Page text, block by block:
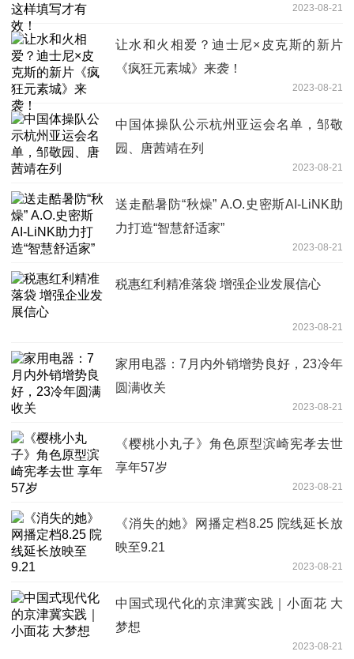
2023-08-21
让水和火相爱？迪士尼×皮克斯的新片
《疯狂元素城》来袭！
2023-08-21
中国体操队公示杭州亚运会名单，邹敬
园、唐茜靖在列
2023-08-21
送走酷暑防“秋燥” A.O.史密斯AI-LiNK助
力打造“智慧舒适家”
2023-08-21
税惠红利精准落袋 增强企业发展信心
2023-08-21
家用电器：7月内外销增势良好，23冷年
圆满收关
2023-08-21
《樱桃小丸子》角色原型滨崎宪孝去世
享年57岁
2023-08-21
《消失的她》网播定档8.25 院线延长放
映至9.21
2023-08-21
中国式现代化的京津冀实践｜小面花 大
梦想
2023-08-21